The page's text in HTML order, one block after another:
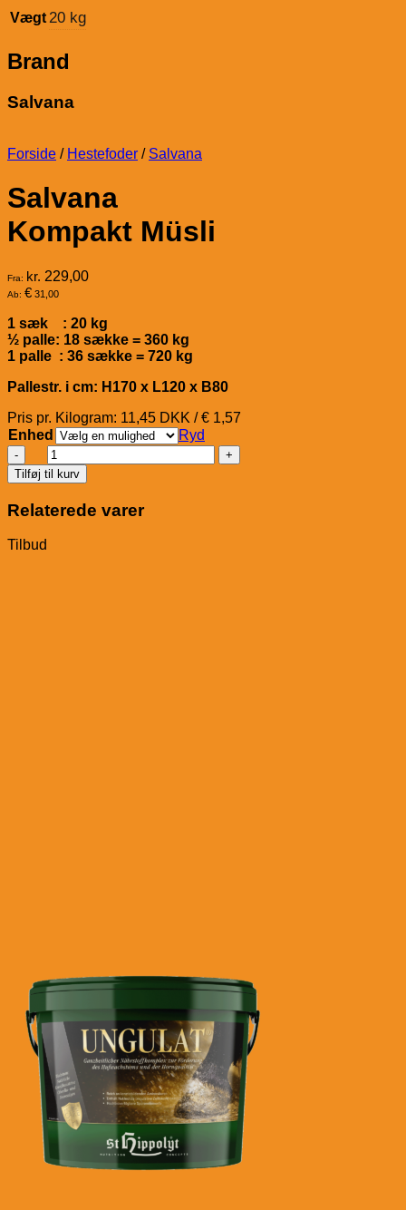
Vægt 20 kg
Brand
Salvana
Forside / Hestefoder / Salvana
Salvana
Kompakt Müsli
Fra: kr. 229,00
Ab: € 31,00
1 sæk : 20 kg
½ palle: 18 sække = 360 kg
1 palle : 36 sække = 720 kg
Pallestr. i cm: H170 x L120 x B80
Pris pr. Kilogram: 11,45 DKK / € 1,57
Enhed
Ryd
Salvana
Kompakt
Müsli
antal
Tilføj til kurv
Relaterede varer
Tilbud